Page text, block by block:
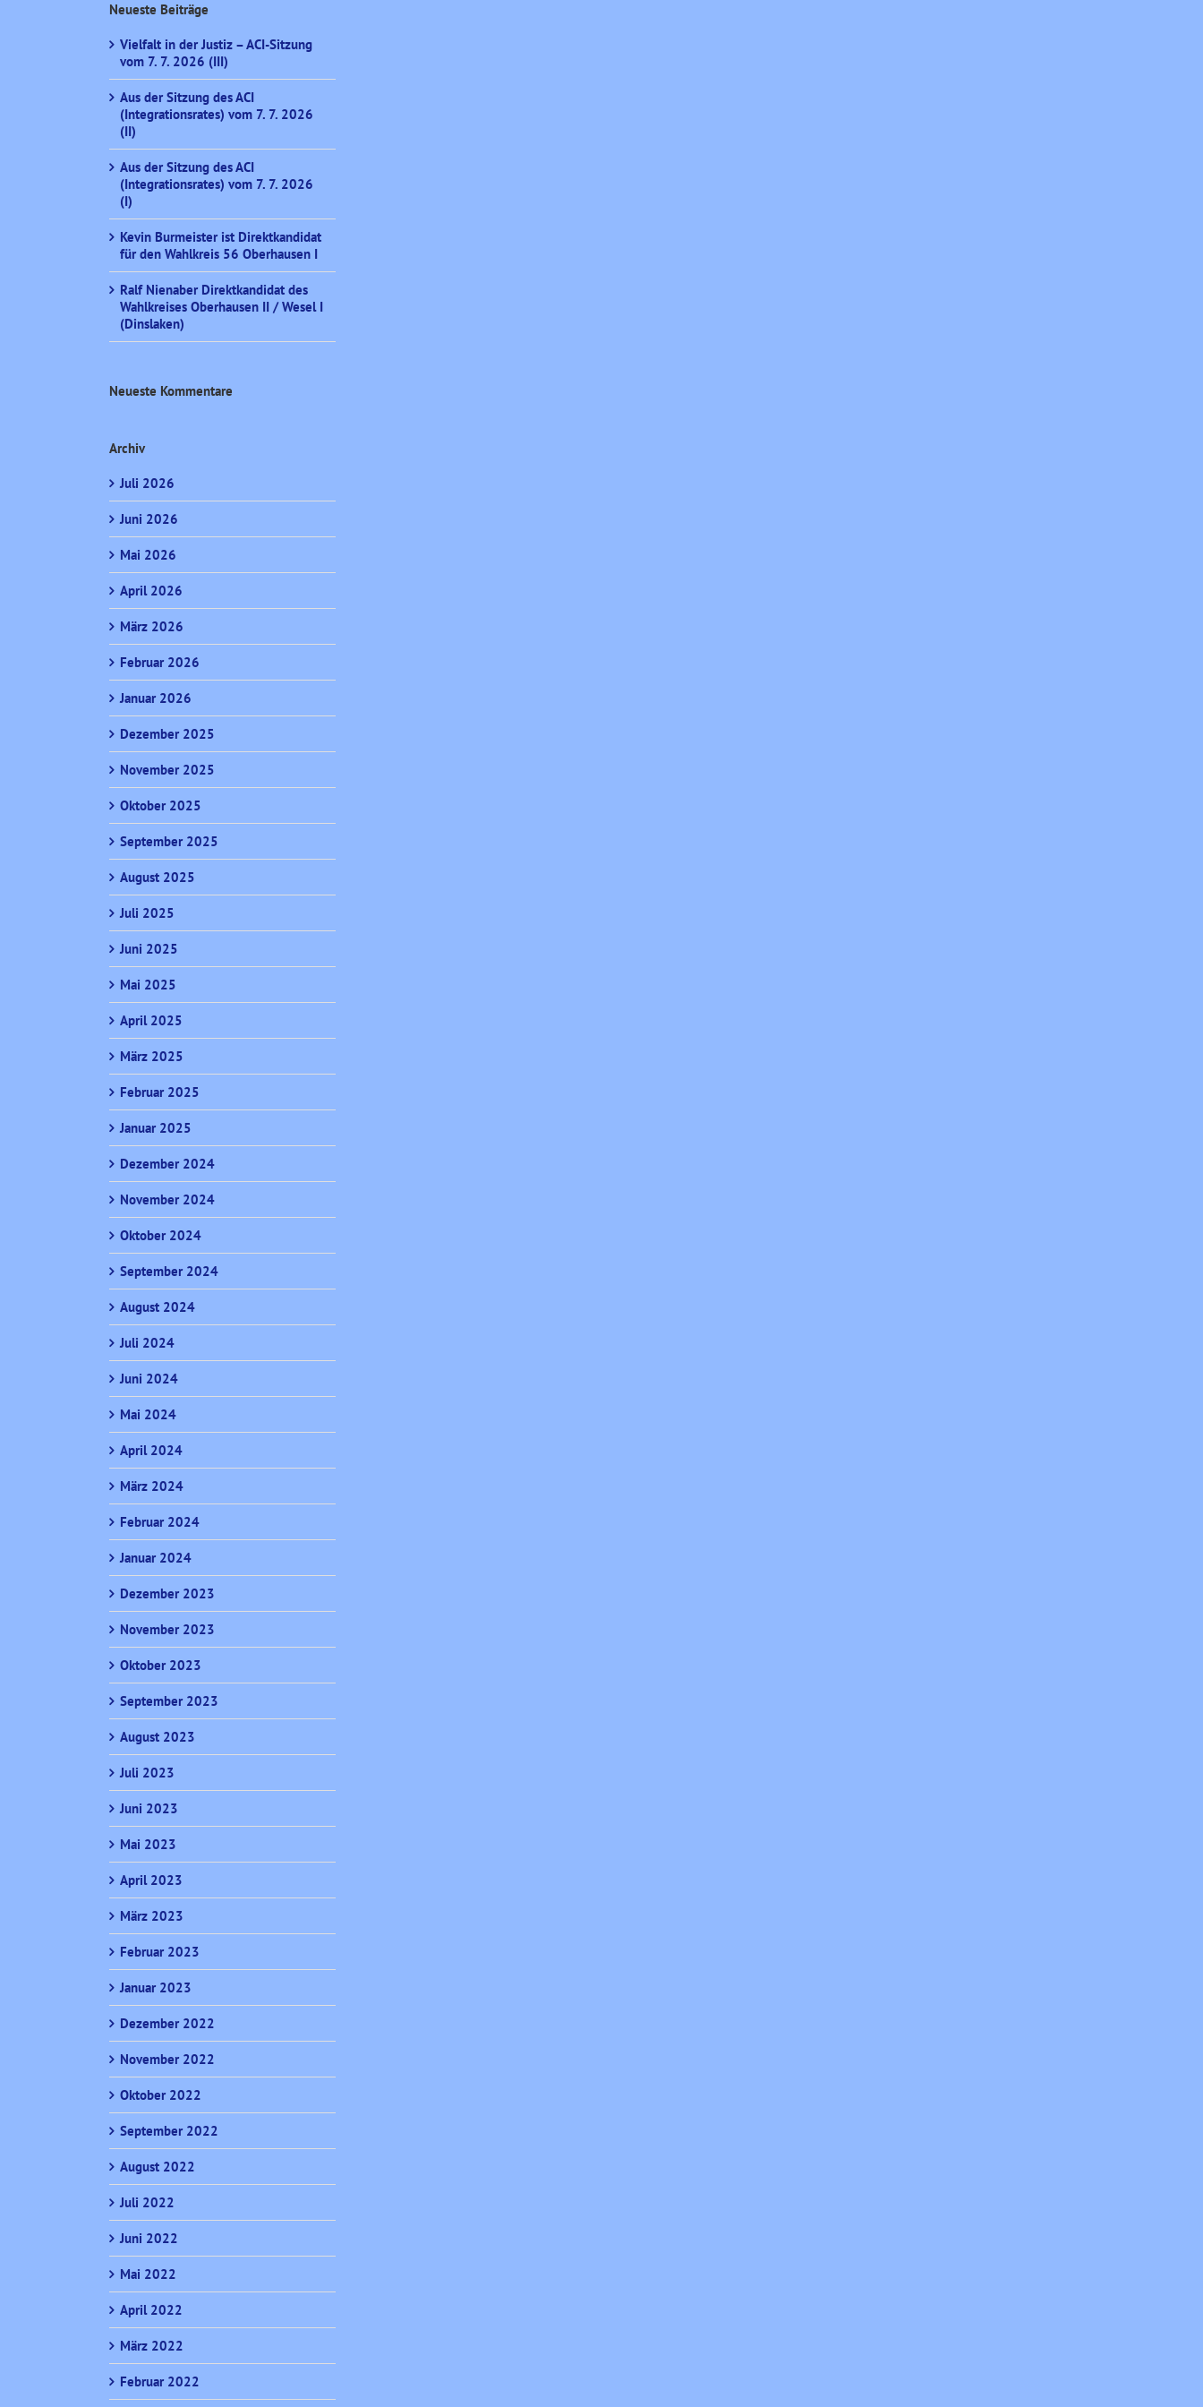
Neueste Beiträge
Vielfalt in der Justiz – ACI-Sitzung
vom 7. 7. 2026 (III)
Aus der Sitzung des ACI
(Integrationsrates) vom 7. 7. 2026
(II)
Aus der Sitzung des ACI
(Integrationsrates) vom 7. 7. 2026
(I)
Kevin Burmeister ist Direktkandidat
für den Wahlkreis 56 Oberhausen I
Ralf Nienaber Direktkandidat des
Wahlkreises Oberhausen II / Wesel I
(Dinslaken)
Neueste Kommentare
Archiv
Juli 2026
Juni 2026
Mai 2026
April 2026
März 2026
Februar 2026
Januar 2026
Dezember 2025
November 2025
Oktober 2025
September 2025
August 2025
Juli 2025
Juni 2025
Mai 2025
April 2025
März 2025
Februar 2025
Januar 2025
Dezember 2024
November 2024
Oktober 2024
September 2024
August 2024
Juli 2024
Juni 2024
Mai 2024
April 2024
März 2024
Februar 2024
Januar 2024
Dezember 2023
November 2023
Oktober 2023
September 2023
August 2023
Juli 2023
Juni 2023
Mai 2023
April 2023
März 2023
Februar 2023
Januar 2023
Dezember 2022
November 2022
Oktober 2022
September 2022
August 2022
Juli 2022
Juni 2022
Mai 2022
April 2022
März 2022
Februar 2022